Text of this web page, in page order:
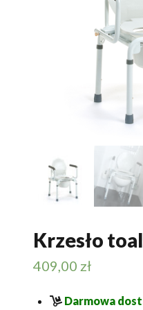
Krzesło
409,00 zł
Darmowa